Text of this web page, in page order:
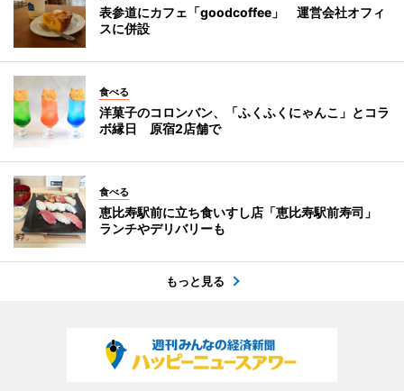
表参道にカフェ「goodcoffee」 運営会社オフィ
スに併設
食べる
洋菓子のコロンバン、「ふくふくにゃんこ」とコラ
ボ縁日 原宿2店舗で
食べる
恵比寿駅前に立ち食いすし店「恵比寿駅前寿司」
ランチやデリバリーも
もっと見る